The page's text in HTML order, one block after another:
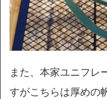
また、本家ユニフレ
すがこちらは厚めの